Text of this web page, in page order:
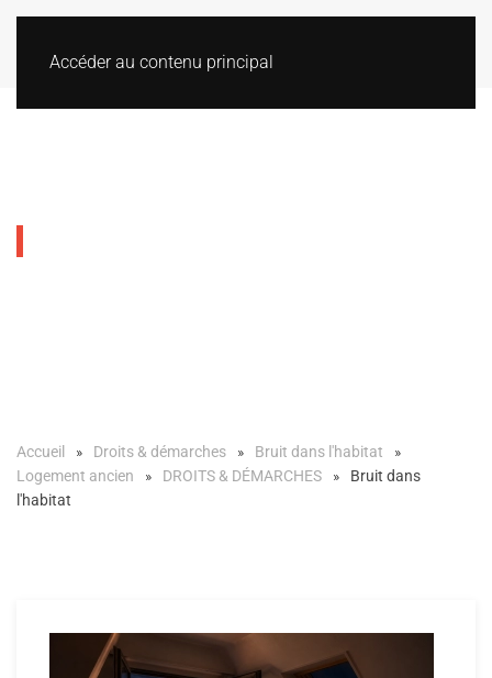
Accéder au contenu principal
Accueil Droits & démarches
Bruit dans l'habitat
Logement ancien
DROITS & DÉMARCHES
Bruit dans
l'habitat